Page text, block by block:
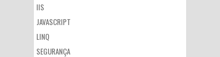
IIS
JAVASCRIPT
LINQ
SEGURANÇA